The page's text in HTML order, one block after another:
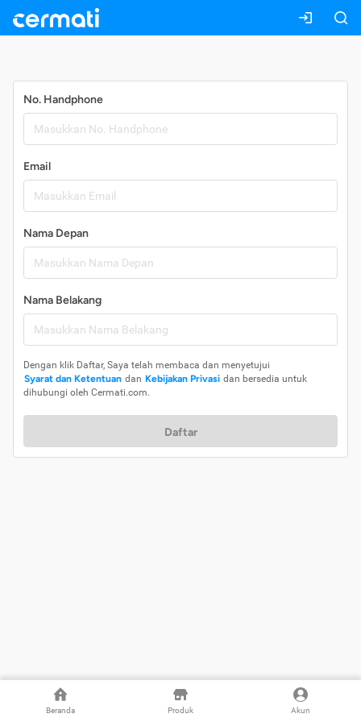
Beranda Produk Akun
No. Handphone
Email
Nama Depan
Nama Belakang
Dengan klik Daftar, Saya telah membaca dan menyetujui
Syarat dan Ketentuan dan Kebijakan Privasi dan bersedia untuk
dihubungi oleh Cermati.com.
Daftar